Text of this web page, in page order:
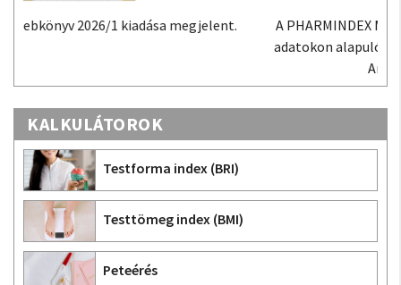
A PHARMINDEX Mobil alkalmazás a PHARMINDEX
adatokon alapuló gyógyszer-információs tudástár
KALKULÁTOROK
Testforma index (BRI)
Testtömeg index (BMI)
Peteérés